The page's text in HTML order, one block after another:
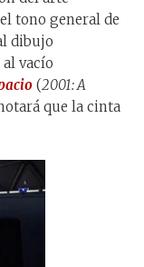
tono general de
dibujo
al vacío
(2001: A
que la cinta